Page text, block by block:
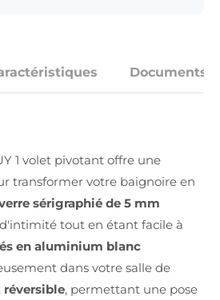
Documents
1 volet pivotant offre une
transformer votre baignoire en
sérigraphié de 5 mm
tout en étant facile à
en aluminium blanc
dans votre salle de
réversible, permettant une pose